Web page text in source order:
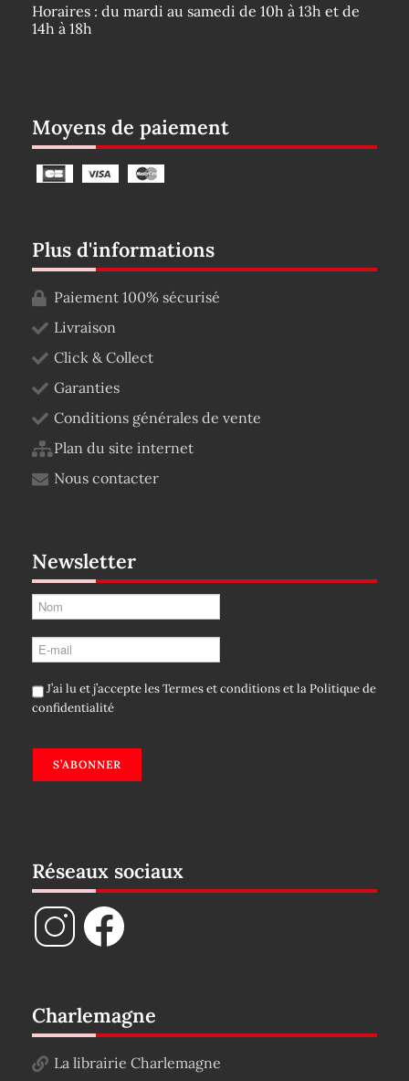
Horaires : du mardi au samedi de 10h à 13h et de
14h à 18h
Moyens de paiement
Plus d'informations
Paiement 100% sécurisé
Livraison
Click & Collect
Garanties
Conditions générales de vente
Plan du site internet
Nous contacter
Newsletter
J’ai lu et j’accepte lesTermes et conditionset laPolitique de
confidentialité
S’ABONNER
Réseaux sociaux
Charlemagne
La librairie Charlemagne